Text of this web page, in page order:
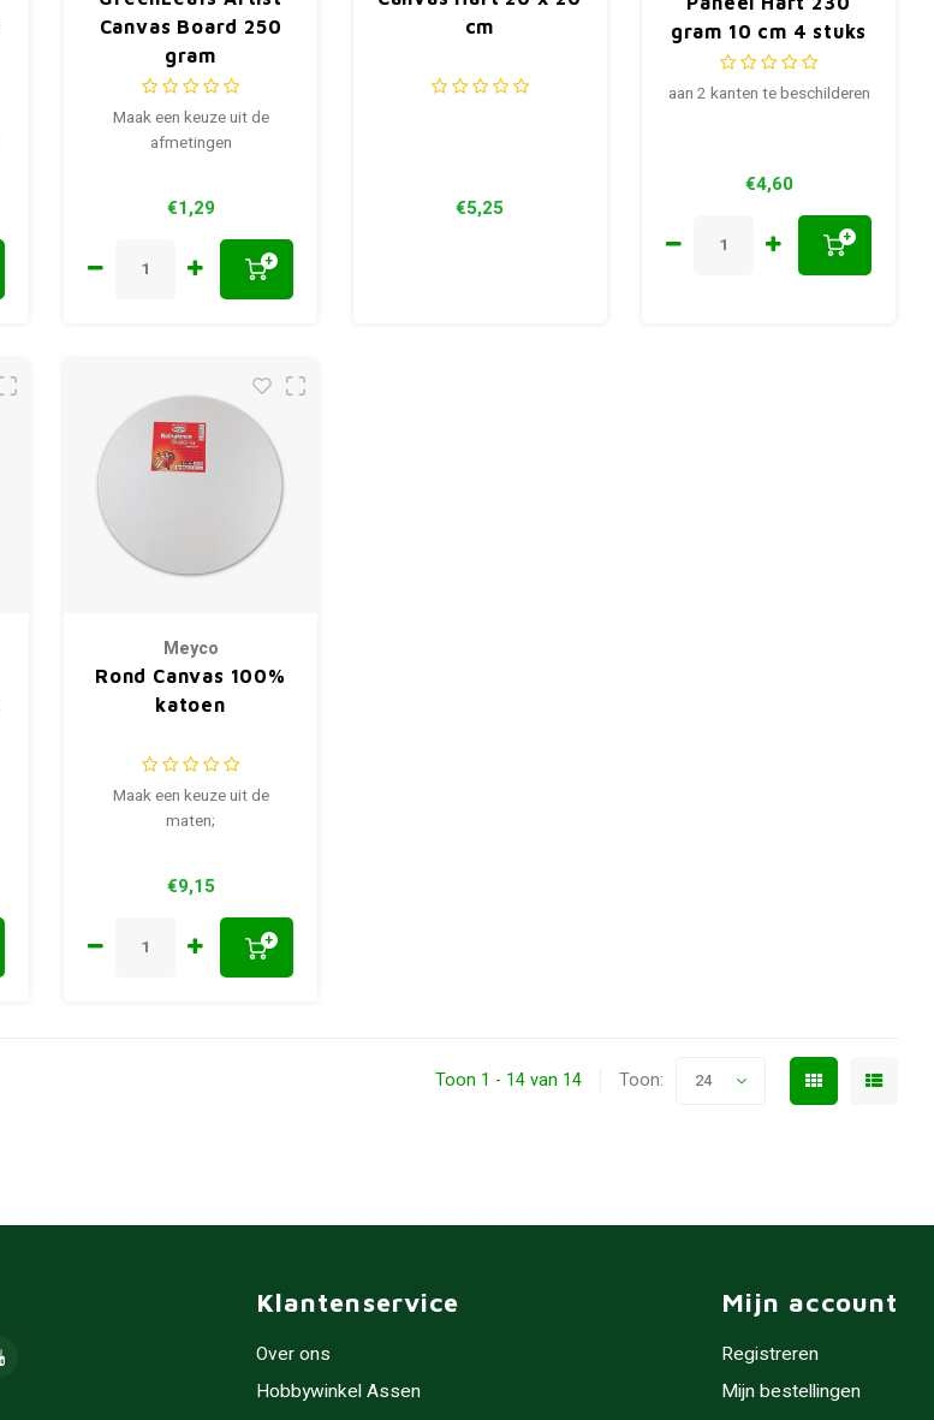
Canvas Board 250
gram
Maak een keuze uit de
afmetingen
€1,29
+
cm
€5,25
gram 10 cm 4 stuks
aan 2 kanten te beschilderen
€4,60
+
Meyco
Rond Canvas 100%
katoen
Maak een keuze uit de
maten;
€9,15
+
Toon 1 - 14 van 14 Toon: 24
Klantenservice
Over ons
Hobbywinkel Assen
Mijn account
Registreren
Mijn bestellingen